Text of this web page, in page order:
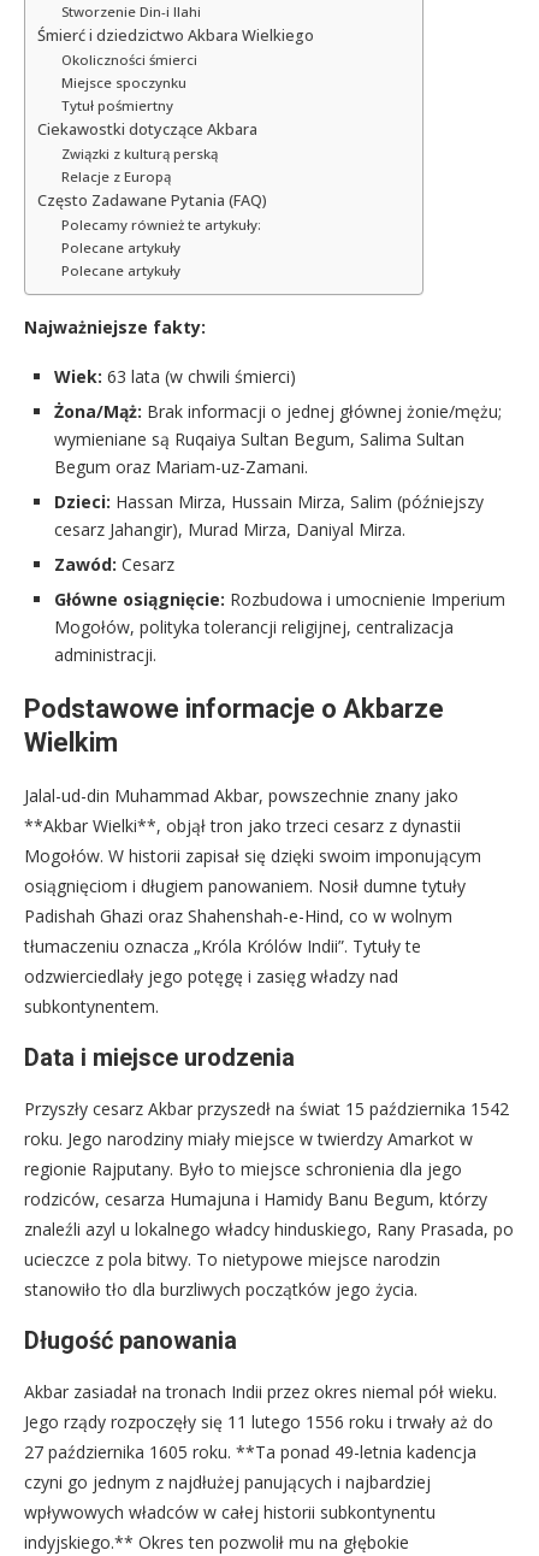
Stworzenie Din-i Ilahi
Śmierć i dziedzictwo Akbara Wielkiego
Okoliczności śmierci
Miejsce spoczynku
Tytuł pośmiertny
Ciekawostki dotyczące Akbara
Związki z kulturą perską
Relacje z Europą
Często Zadawane Pytania (FAQ)
Polecamy również te artykuły:
Polecane artykuły
Polecane artykuły
Najważniejsze fakty:
Wiek: 63 lata (w chwili śmierci)
Żona/Mąż: Brak informacji o jednej głównej żonie/mężu;
wymieniane są Ruqaiya Sultan Begum, Salima Sultan
Begum oraz Mariam-uz-Zamani.
Dzieci: Hassan Mirza, Hussain Mirza, Salim (późniejszy
cesarz Jahangir), Murad Mirza, Daniyal Mirza.
Zawód: Cesarz
Główne osiągnięcie: Rozbudowa i umocnienie Imperium
Mogołów, polityka tolerancji religijnej, centralizacja
administracji.
Podstawowe informacje o Akbarze
Wielkim
Jalal-ud-din Muhammad Akbar, powszechnie znany jako
**Akbar Wielki**, objął tron jako trzeci cesarz z dynastii
Mogołów. W historii zapisał się dzięki swoim imponującym
osiągnięciom i długiem panowaniem. Nosił dumne tytuły
Padishah Ghazi oraz Shahenshah-e-Hind, co w wolnym
tłumaczeniu oznacza „Króla Królów Indii”. Tytuły te
odzwierciedlały jego potęgę i zasięg władzy nad
subkontynentem.
Data i miejsce urodzenia
Przyszły cesarz Akbar przyszedł na świat 15 października 1542
roku. Jego narodziny miały miejsce w twierdzy Amarkot w
regionie Rajputany. Było to miejsce schronienia dla jego
rodziców, cesarza Humajuna i Hamidy Banu Begum, którzy
znaleźli azyl u lokalnego władcy hinduskiego, Rany Prasada, po
ucieczce z pola bitwy. To nietypowe miejsce narodzin
stanowiło tło dla burzliwych początków jego życia.
Długość panowania
Akbar zasiadał na tronach Indii przez okres niemal pół wieku.
Jego rządy rozpoczęły się 11 lutego 1556 roku i trwały aż do
27 października 1605 roku. **Ta ponad 49-letnia kadencja
czyni go jednym z najdłużej panujących i najbardziej
wpływowych władców w całej historii subkontynentu
indyjskiego.** Okres ten pozwolił mu na głębokie